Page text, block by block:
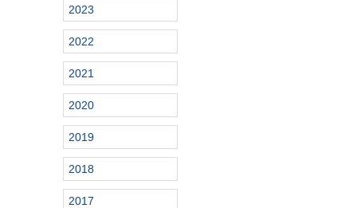
2023
2022
2021
2020
2019
2018
2017